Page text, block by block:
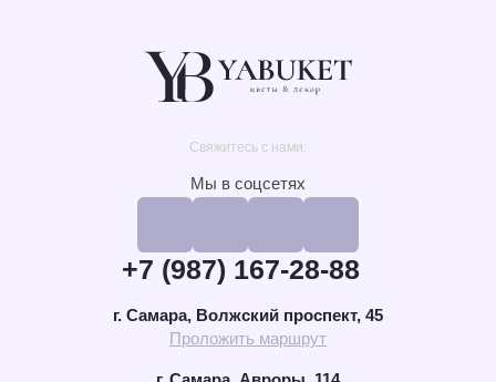
Свяжитесь с нами:
Мы в соцсетях
+7 (987) 167-28-88
г. Самара, Волжский проспект, 45
Проложить маршрут